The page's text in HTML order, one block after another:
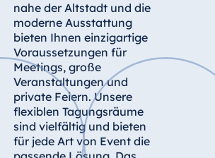
Hannover
Hotel Ingolstadt
Hotel Bellevue
Kiel
Hotel Köln
Hotel
Königswinter
Hotel Magdeburg
nahe der Altstadt und die
moderne Ausstattung
bieten Ihnen einzigartige
Voraussetzungen für
Meetings, große
Veranstaltungen und
private Feiern. Unsere
flexiblen Tagungsräume
sind vielfältig und bieten
für jede Art von Event die